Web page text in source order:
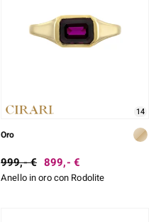
14
Oro
999,- € 899,- €
Anello in oro con Rodolite